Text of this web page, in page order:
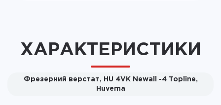
ХАРАКТЕРИСТИКИ
Фрезерний верстат, HU 4VK Newall -4 Topline,
Huvema